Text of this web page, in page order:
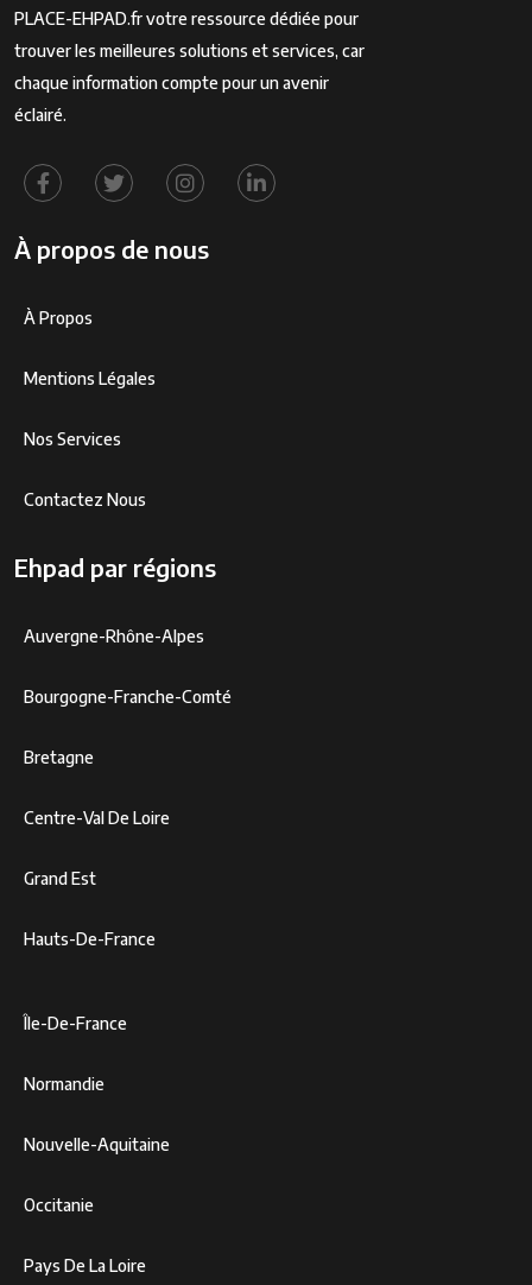
PLACE-EHPAD.fr votre ressource dédiée pour
trouver les meilleures solutions et services, car
chaque information compte pour un avenir
éclairé.
À propos de nous
À Propos
Mentions Légales
Nos Services
Contactez Nous
Ehpad par régions
Auvergne-Rhône-Alpes
Bourgogne-Franche-Comté
Bretagne
Centre-Val De Loire
Grand Est
Hauts-De-France
Île-De-France
Normandie
Nouvelle-Aquitaine
Occitanie
Pays De La Loire